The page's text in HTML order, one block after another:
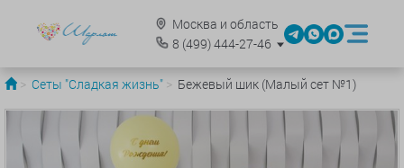
Москва и область
8 (499)444-27-46
Сеты "Сладкая жизнь" Бежевый шик (Малый сет №1)